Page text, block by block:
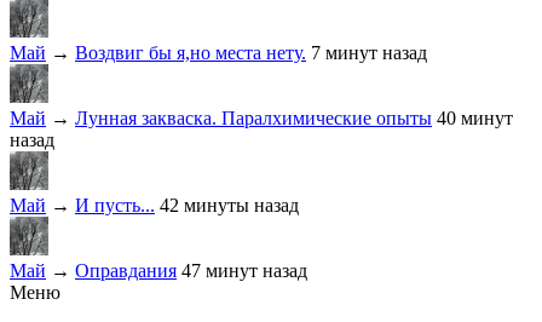
Май → Воздвиг бы я,но места нету. 7 минут назад
Май → Лунная закваска. Паралхимические опыты 40 минут
назад
Май → И пусть... 42 минуты назад
Май → Оправдания 47 минут назад
Меню